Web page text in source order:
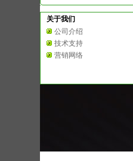
关于我们
公司介绍
技术支持
营销网络